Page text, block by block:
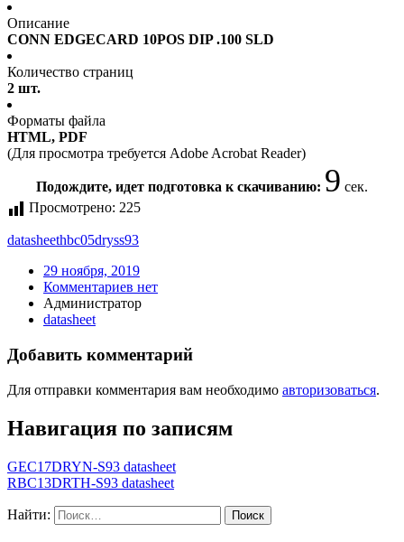
Описание
CONN EDGECARD 10POS DIP .100 SLD
Количество страниц
2 шт.
Форматы файла
HTML, PDF
(Для просмотра требуется Adobe Acrobat Reader)
Подождите, идет подготовка к скачиванию: 9 сек.
Просмотрено: 225
datasheethbc05dryss93
29 ноября, 2019
Комментариев нет
Администратор
datasheet
Добавить комментарий
Для отправки комментария вам необходимо авторизоваться.
Навигация по записям
GEC17DRYN-S93 datasheet
RBC13DRTH-S93 datasheet
Найти: